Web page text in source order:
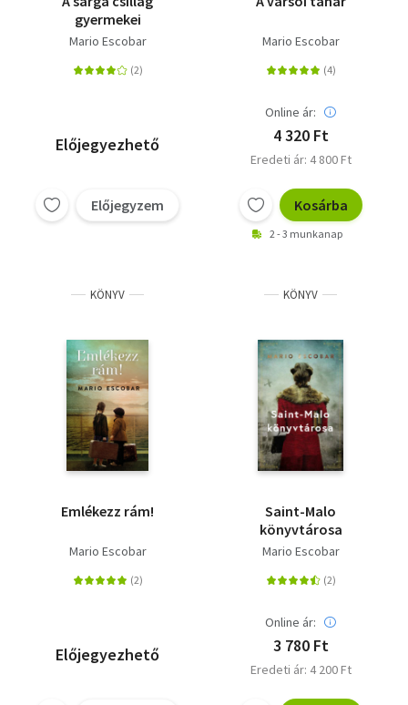
gyermekei
Mario Escobar
Előjegyezhető
Előjegyzem
Mario Escobar
Online ár:
4 320 Ft
Eredeti ár: 4 800 Ft
Kosárba
2 - 3 munkanap
KÖNYV
Emlékezz rám!
Mario Escobar
Előjegyezhető
KÖNYV
Saint-Malo
könyvtárosa
Mario Escobar
Online ár:
3 780 Ft
Eredeti ár: 4 200 Ft